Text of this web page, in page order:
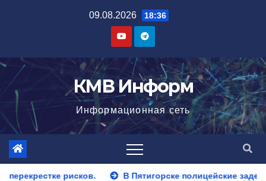
09.08.2026 18:36
КМВ Информ
Информационная сеть
Пятигорске полицейские задержали закладчика,